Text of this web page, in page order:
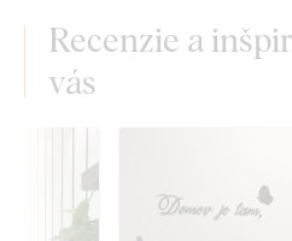
Recenzie a
vás